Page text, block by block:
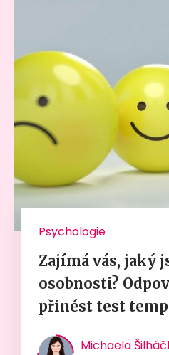
Psychologie
Zajímá vás, jaký
osobnosti?
přinést test
Michaela